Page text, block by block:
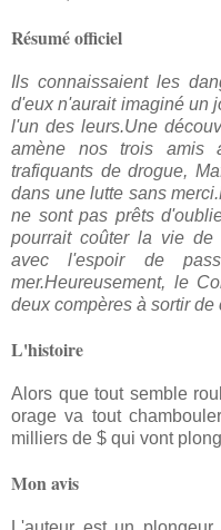
Résumé officiel
Ils connaissaient les
d'eux n'aurait imaginé un
l'un des leurs.Une
amène nos trois amis
trafiquants de drogue,
dans une lutte sans
ne sont pas prêts
pourrait coûter la vie
avec l'espoir de
mer.Heureusement, le
deux compères à sortir de
L'histoire
Alors que tout semble
orage va tout
milliers de $ qui vont
Mon avis